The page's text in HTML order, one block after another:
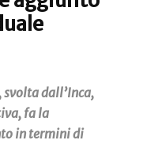
dall’Inca,
fa la
in termini di